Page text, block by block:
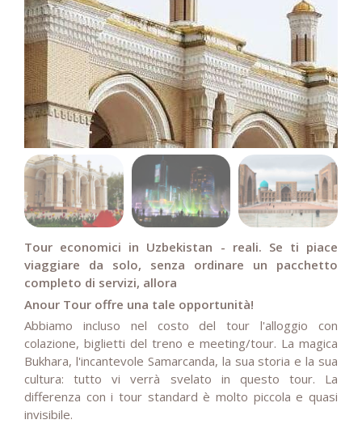
Tour economici in Uzbekistan - reali. Se ti piace
viaggiare da solo, senza ordinare un pacchetto
completo di servizi, allora
Anour Tour offre una tale opportunità!
Abbiamo incluso nel costo del tour l'alloggio con
colazione, biglietti del treno e meeting/tour. La magica
Bukhara, l'incantevole Samarcanda, la sua storia e la sua
cultura: tutto vi verrà svelato in questo tour. La
differenza con i tour standard è molto piccola e quasi
invisibile.